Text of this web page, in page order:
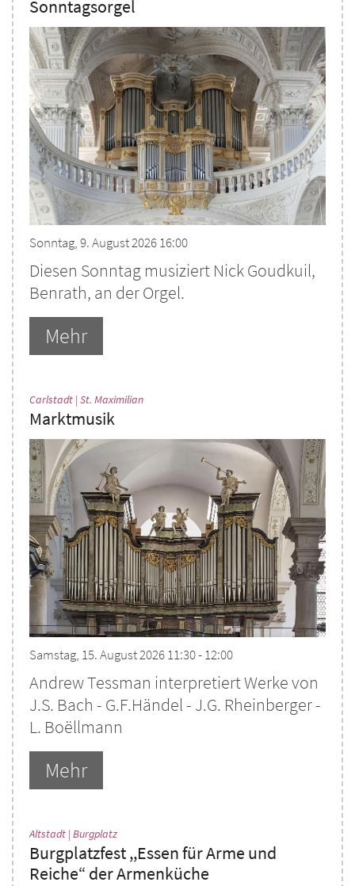
Sonntagsorgel
Sonntag, 9. August 2026 16:00
Diesen Sonntag musiziert Nick Goudkuil,
Benrath, an der Orgel.
Mehr
Carlstadt | St. Maximilian:
Marktmusik
Samstag, 15. August 2026 11:30 - 12:00
Andrew Tessman interpretiert Werke von
J.S. Bach - G.F.Händel - J.G. Rheinberger -
L. Boëllmann
Mehr
Altstadt | Burgplatz:
Burgplatzfest ,,Essen für Arme und
Reiche“ der Armenküche